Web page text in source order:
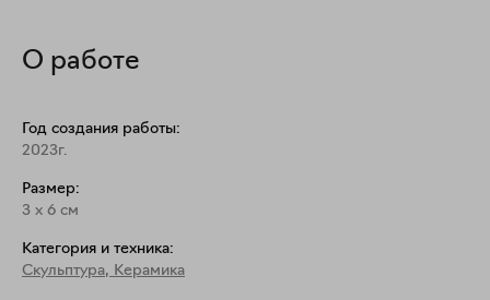
О работе
Год создания работы:
2023г.
Размер:
3 x 6 см
Категория и техника:
Скульптура, Керамика